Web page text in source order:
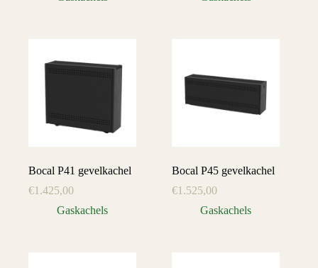
Bocal P41 gevelkachel
€1.425,00
Gaskachels
Bocal P45 gevelkachel
€1.525,00
Gaskachels